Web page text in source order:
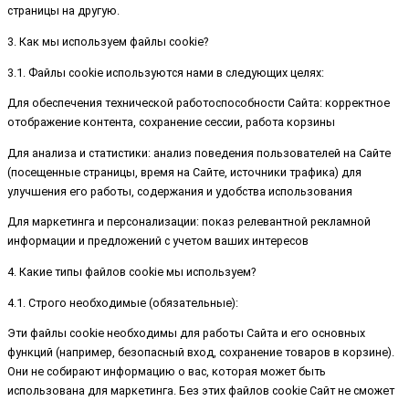
страницы на другую.
3. Как мы используем файлы cookie?
3.1. Файлы cookie используются нами в следующих целях:
Для обеспечения технической работоспособности Сайта: корректное
отображение контента, сохранение сессии, работа корзины
Для анализа и статистики: анализ поведения пользователей на Сайте
(посещенные страницы, время на Сайте, источники трафика) для
улучшения его работы, содержания и удобства использования
Для маркетинга и персонализации: показ релевантной рекламной
информации и предложений с учетом ваших интересов
4. Какие типы файлов cookie мы используем?
4.1. Строго необходимые (обязательные):
Эти файлы cookie необходимы для работы Сайта и его основных
функций (например, безопасный вход, сохранение товаров в корзине).
Они не собирают информацию о вас, которая может быть
использована для маркетинга. Без этих файлов cookie Сайт не сможет